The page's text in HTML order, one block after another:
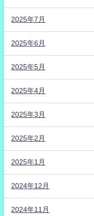
2025年7月
2025年6月
2025年5月
2025年4月
2025年3月
2025年2月
2025年1月
2024年12月
2024年11月